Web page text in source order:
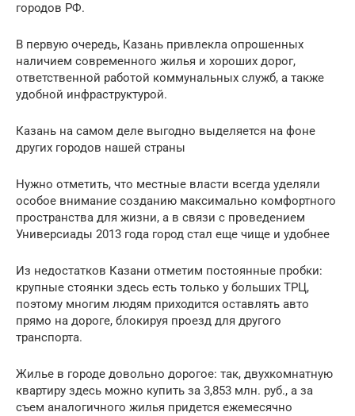
городов РФ.
В первую очередь, Казань привлекла опрошенных
наличием современного жилья и хороших дорог,
ответственной работой коммунальных служб, а также
удобной инфраструктурой.
Казань на самом деле выгодно выделяется на фоне
других городов нашей страны
Нужно отметить, что местные власти всегда уделяли
особое внимание созданию максимально комфортного
пространства для жизни, а в связи с проведением
Универсиады 2013 года город стал еще чище и удобнее
Из недостатков Казани отметим постоянные пробки:
крупные стоянки здесь есть только у больших ТРЦ,
поэтому многим людям приходится оставлять авто
прямо на дороге, блокируя проезд для другого
транспорта.
Жилье в городе довольно дорогое: так, двухкомнатную
квартиру здесь можно купить за 3,853 млн. руб., а за
съем аналогичного жилья придется ежемесячно